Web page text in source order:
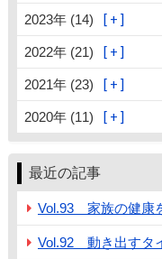
2023年 (14)
2022年 (21)
2021年 (23)
2020年 (11)
最近の記事
Vol.93 家族の健康
Vol.92 動き出すタ